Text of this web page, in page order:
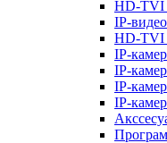
HD-TVI
IP-
HD-TVI
IP-
IP-
IP-
IP-